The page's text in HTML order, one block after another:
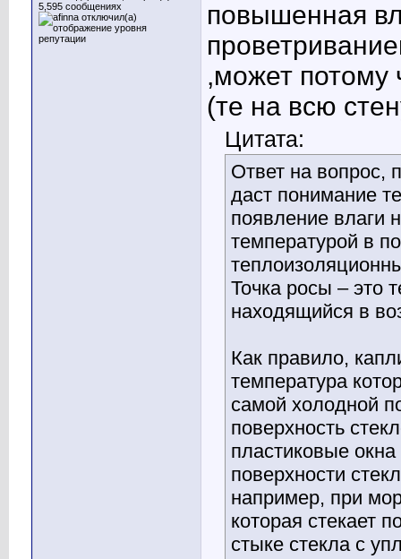
5,595 сообщениях
повышенная
,может потому
(те на всю
Цитата:
Ответ на вопрос,
даст понимание
появление влаги
температурой в
Точка росы – это
находящийся в
Как правило,
температура
самой холодной
поверхность
пластиковые окна
поверхности
например, при
которая стекает
стыке стекла с